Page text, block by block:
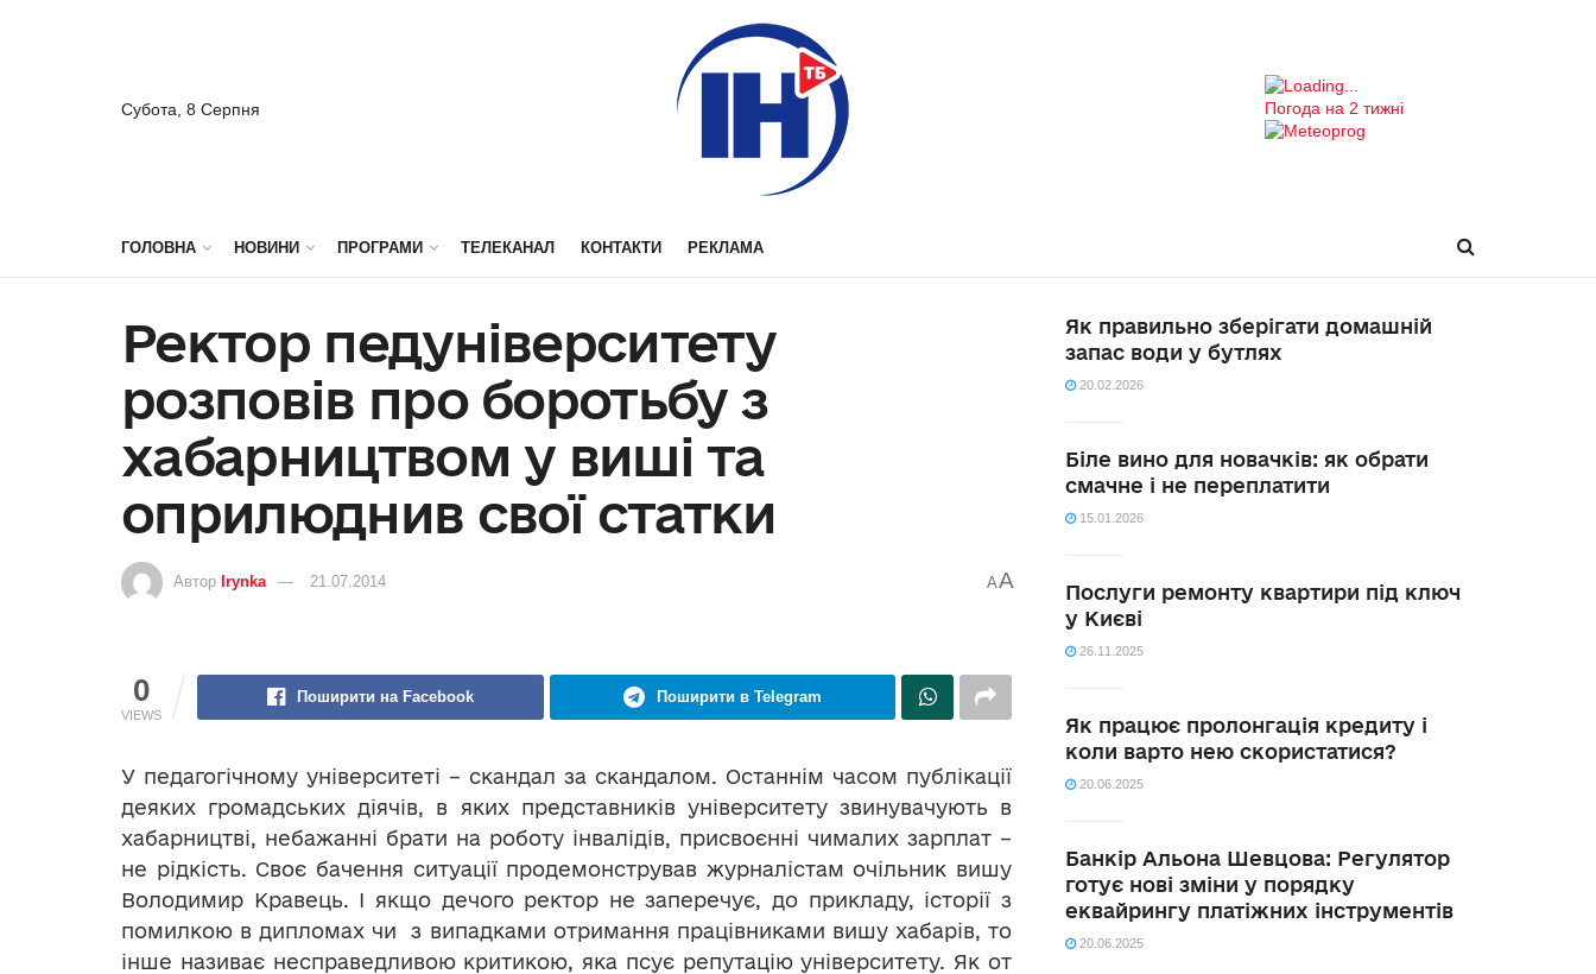
Субота, 8 Серпня Погода на 2 тижні
ГОЛОВНА НОВИНИ ПРОГРАМИ ТЕЛЕКАНАЛ КОНТАКТИ РЕКЛАМА
Ректор педуніверситету
розповів про боротьбу з
хабарництвом у виші та
оприлюднив свої статки
Автор Irynka 21.07.2014 AA
0
VIEWS
Поширити на Facebook Поширити в Telegram
У педагогічному університеті – скандал за скандалом. Останнім часом публікації
деяких громадських діячів, в яких представників університету звинувачують в
хабарництві, небажанні брати на роботу інвалідів, присвоєнні чималих зарплат –
не рідкість. Своє бачення ситуації продемонстрував журналістам очільник вишу
Володимир Кравець. І якщо дечого ректор не заперечує, до прикладу, історії з
помилкою в дипломах чи з випадками отримання працівниками вишу хабарів, то
інше називає несправедливою критикою, яка псує репутацію університету. Як от
Як правильно зберігати домашній
запас води у бутлях
20.02.2026
Біле вино для новачків: як обрати
смачне і не переплатити
15.01.2026
Послуги ремонту квартири під ключ
у Києві
26.11.2025
Як працює пролонгація кредиту і
коли варто нею скористатися?
20.06.2025
Банкір Альона Шевцова: Регулятор
готує нові зміни у порядку
еквайрингу платіжних інструментів
20.06.2025